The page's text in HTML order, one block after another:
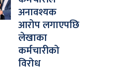
अनावश्यक
आरोप लगाएपछि
लेखाका
कर्मचारीको
विरोध